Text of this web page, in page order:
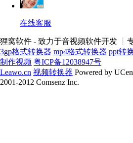
在线客服
狸窝软件 - 致力于音视频软件开发 ┊
3gp格式转换器 mp4格式转换器 ppt转
制作视频 粤ICP备12038947号
Leawo.cn 视频转换器 Powered by
2001-2012 Comsenz Inc.